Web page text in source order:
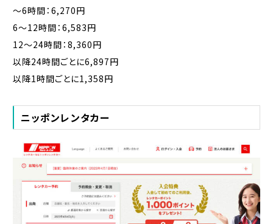
〜6時間：6,270円
6〜12時間：6,583円
12〜24時間：8,360円
以降24時間ごとに6,897円
以降1時間ごとに1,358円
ニッポンレンタカー